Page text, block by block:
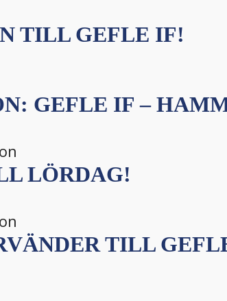
TILL GEFLE IF!
GEFLE IF –
LÖRDAG!
TILL